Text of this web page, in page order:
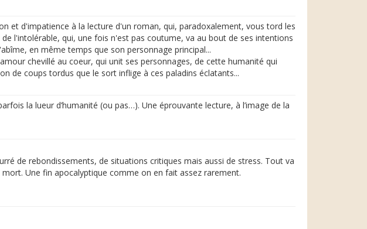
et d'impatience à la lecture d'un roman, qui, paradoxalement, vous tord les
l'intolérable, qui, une fois n'est pas coutume, va au bout de ses intentions
en même temps que son personnage principal...
chevillé au coeur, qui unit ses personnages, de cette humanité qui
de coups tordus que le sort inflige à ces paladins éclatants...
la lueur d’humanité (ou pas…). Une éprouvante lecture, à l’image de la
de rebondissements, de situations critiques mais aussi de stress. Tout va
Une fin apocalyptique comme on en fait assez rarement.